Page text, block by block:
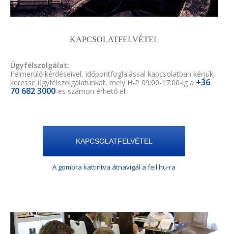
KAPCSOLATFELVÉTEL
Ügyfélszolgálat:
Felmerülő kérdéseivel, időpontfoglalással kapcsolatban kérjük,
keresse ügyfélszolgálatunkat, mely H-P 09:00-17:00-ig a +36
70 682 3000-es számon érhető el!
KAPCSOLATFELVÉTEL
A gombra kattintva átnavigál a feil.hu-ra